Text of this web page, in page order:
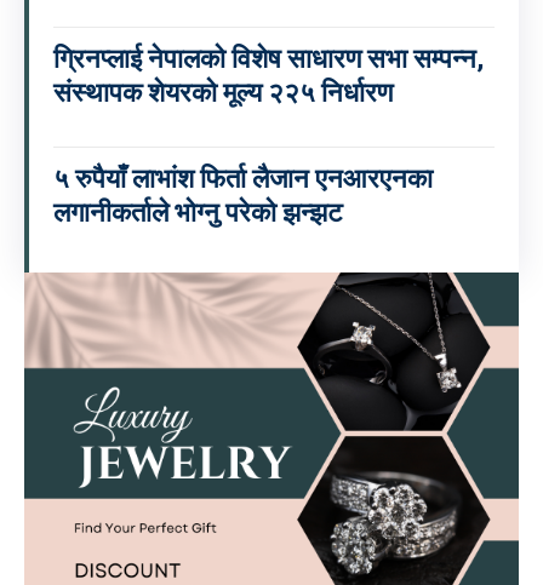
ग्रिनप्लाई नेपालको विशेष साधारण सभा सम्पन्न,
संस्थापक शेयरको मूल्य २२५ निर्धारण
५ रुपैयाँ लाभांश फिर्ता लैजान एनआरएनका
लगानीकर्ताले भोग्नु परेको झन्झट